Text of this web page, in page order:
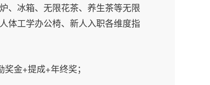
、冰箱、无限花茶、养生茶等无限
体工学办公椅、新人入职各维度指
金+提成+年终奖；